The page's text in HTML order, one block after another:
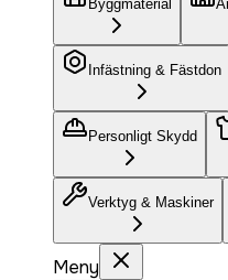
Byggmaterial
Infästning & Fästdon
Personligt Skydd
Verktyg & Maskiner
Meny